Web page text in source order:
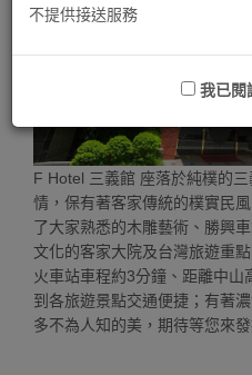
F Hotel 三義館 座落於純樸的
情，保有著客家傳統的樸實民
了大家熟悉的木雕藝術、勝興
文化的客家大院及台灣旅遊重
火車站車程約3分鐘、距離中山
到各旅遊景點交通便捷；有著
多不為人知的美，期待等您來
不提供接送服務
我已閱